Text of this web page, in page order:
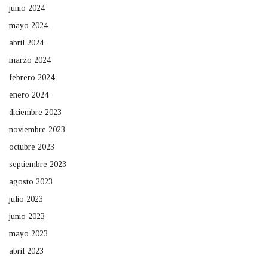
junio 2024
mayo 2024
abril 2024
marzo 2024
febrero 2024
enero 2024
diciembre 2023
noviembre 2023
octubre 2023
septiembre 2023
agosto 2023
julio 2023
junio 2023
mayo 2023
abril 2023